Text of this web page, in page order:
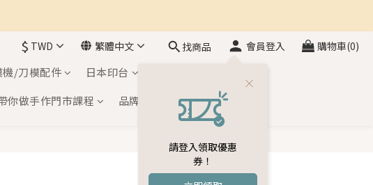
$ TWD 繁體中文 找商品 會員登入
請登入領取優惠
券！
購物車(0)
機/刀模配件 日本印台
你做手作門市課程 品牌介紹 會員專區